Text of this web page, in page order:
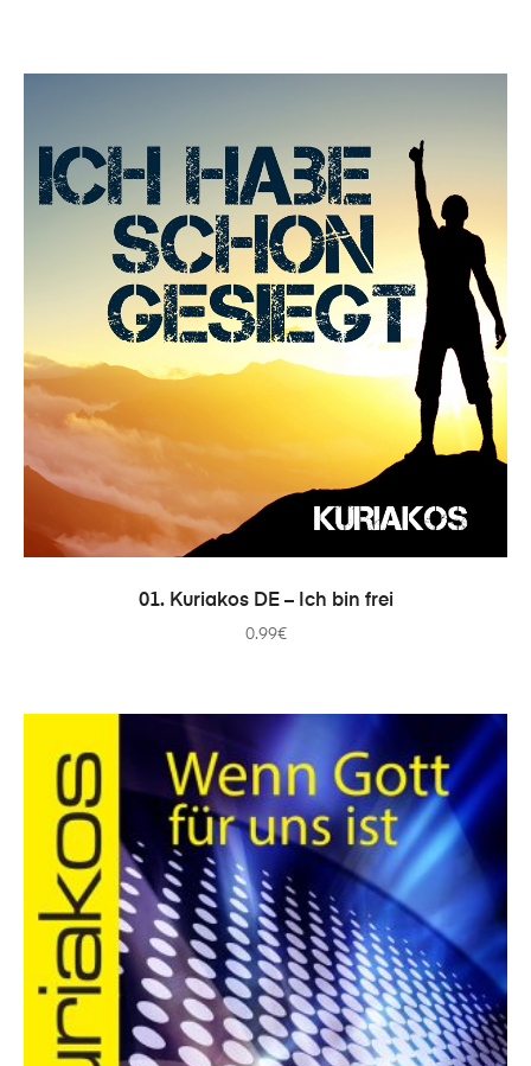
IN DEN WARENKORB
01. Kuriakos DE – Ich bin frei
0.99€